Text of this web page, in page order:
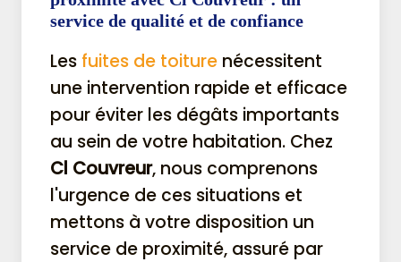
service de qualité et de confiance
Les fuites de toiture nécessitent
une intervention rapide et efficace
pour éviter les dégâts importants
au sein de votre habitation. Chez
Cl Couvreur, nous comprenons
l'urgence de ces situations et
mettons à votre disposition un
service de proximité, assuré par